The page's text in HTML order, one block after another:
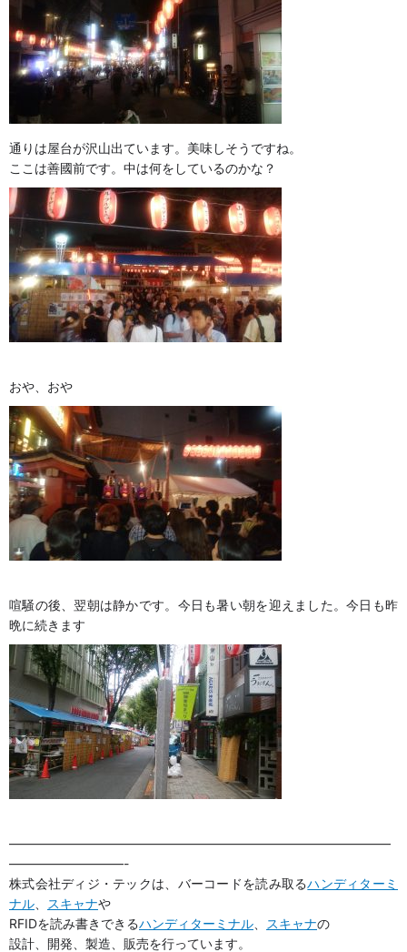
通りは屋台が沢山出ています。美味しそうですね。
ここは善國前です。中は何をしているのかな？
おや、おや
喧騒の後、翌朝は静かです。今日も暑い朝を迎えました。今日も昨
晩に続きます
——————————————————————————————
—————————-
株式会社ディジ・テックは、バーコードを読み取るハンディターミ
ナル
スキャナや
RFIDを読み書きできるハンディターミナル スキャナの
設計、開発、製造、販売を行っています。